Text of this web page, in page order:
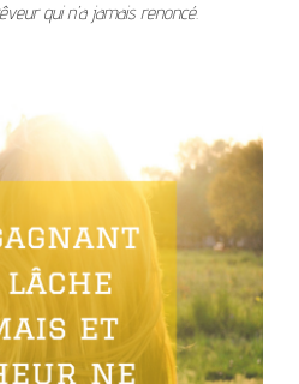
qui n’a jamais renoncé.